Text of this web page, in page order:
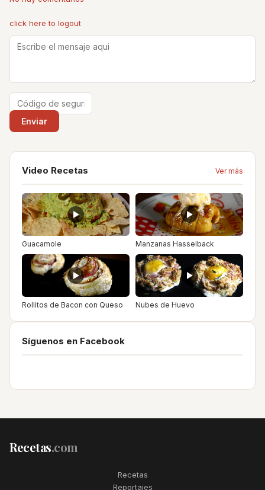
click here to logout
Video Recetas Ver más
Guacamole Manzanas Hasselback
Rollitos de Bacon con Queso Nubes de Huevo
Síguenos en Facebook
Recetas.com
Recetas
Reportajes